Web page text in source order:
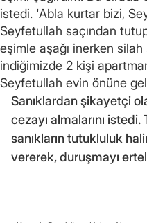
istedi. 'Abla kurtar bizi,
Seyfetullah saçından
eşimle aşağı inerken
indiğimizde 2 kişi
Seyfetullah evin önüne
Sanıklardan şikayetçi
cezayı almalarını
sanıkların tutukluluk
vererek, duruşmayı